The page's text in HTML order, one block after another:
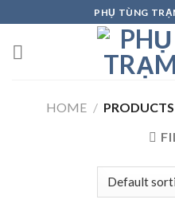
to
content
PHỤ TÙNG
HOME /